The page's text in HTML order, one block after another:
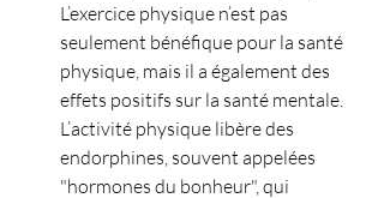
L’exercice physique n’est pas
seulement bénéfique pour la santé
physique, mais il a également des
effets positifs sur la santé mentale.
L’activité physique libère des
endorphines, souvent appelées
"hormones du bonheur", qui